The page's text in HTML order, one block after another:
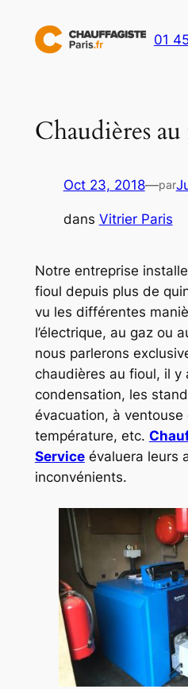
contenu
01
Chaudières
Oct 23, 2018—par
dans Vitrier Paris
Notre entreprise
fioul depuis plus de
vu les différentes
l’électrique, au gaz ou
nous parlerons
chaudières au fioul, il y
condensation, les
évacuation, à ventouse
température, etc.
Serviceévaluera leurs
inconvénients.